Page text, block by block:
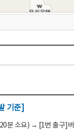
기준]
분 소요) → [1번 출구]